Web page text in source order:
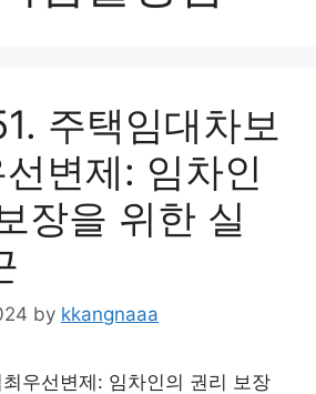
주택임대차보
변제: 임차인
장을 위한 실
by kkangnaaa
우선변제: 임차인의 권리 보장